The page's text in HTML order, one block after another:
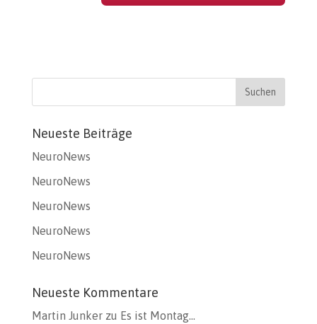
Neueste Beiträge
NeuroNews
NeuroNews
NeuroNews
NeuroNews
NeuroNews
Neueste Kommentare
Martin Junkerzu Es ist Montag…